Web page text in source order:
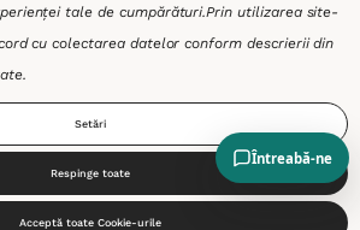
RESURSE
AJUTOR
DESPRE
tale de cumpărături.Prin utilizarea site-
cu colectarea datelor conform descrierii din
.
Setări
Respinge toate
Acceptă toate Cookie-urile